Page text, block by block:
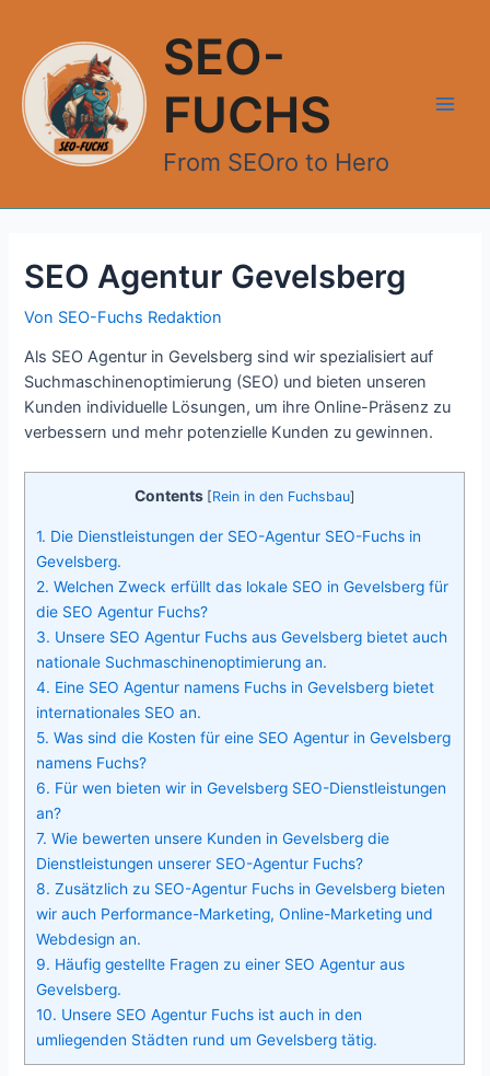
springen
SEO-
FUCHS
From SEOro to Hero
SEO Agentur Gevelsberg
Von SEO-Fuchs Redaktion
Als SEO Agentur in Gevelsberg sind wir spezialisiert auf
Suchmaschinenoptimierung (SEO) und bieten unseren
Kunden individuelle Lösungen, um ihre Online-Präsenz zu
verbessern und mehr potenzielle Kunden zu gewinnen.
Contents [Rein in den Fuchsbau]
1. Die Dienstleistungen der SEO-Agentur SEO-Fuchs in
Gevelsberg.
2. Welchen Zweck erfüllt das lokale SEO in Gevelsberg für
die SEO Agentur Fuchs?
3. Unsere SEO Agentur Fuchs aus Gevelsberg bietet auch
nationale Suchmaschinenoptimierung an.
4. Eine SEO Agentur namens Fuchs in Gevelsberg bietet
internationales SEO an.
5. Was sind die Kosten für eine SEO Agentur in Gevelsberg
namens Fuchs?
6. Für wen bieten wir in Gevelsberg SEO-Dienstleistungen
an?
7. Wie bewerten unsere Kunden in Gevelsberg die
Dienstleistungen unserer SEO-Agentur Fuchs?
8. Zusätzlich zu SEO-Agentur Fuchs in Gevelsberg bieten
wir auch Performance-Marketing, Online-Marketing und
Webdesign an.
9. Häufig gestellte Fragen zu einer SEO Agentur aus
Gevelsberg.
10. Unsere SEO Agentur Fuchs ist auch in den
umliegenden Städten rund um Gevelsberg tätig.